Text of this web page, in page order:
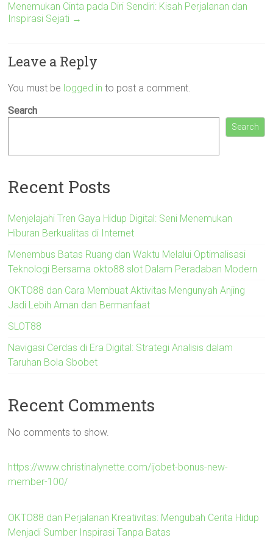
Menemukan Cinta pada Diri Sendiri: Kisah Perjalanan dan
Inspirasi Sejati →
Leave a Reply
You must be logged in to post a comment.
Search
Search
Recent Posts
Menjelajahi Tren Gaya Hidup Digital: Seni Menemukan
Hiburan Berkualitas di Internet
Menembus Batas Ruang dan Waktu Melalui Optimalisasi
Teknologi Bersama okto88 slot Dalam Peradaban Modern
OKTO88 dan Cara Membuat Aktivitas Mengunyah Anjing
Jadi Lebih Aman dan Bermanfaat
SLOT88
Navigasi Cerdas di Era Digital: Strategi Analisis dalam
Taruhan Bola Sbobet
Recent Comments
No comments to show.
https://www.christinalynette.com/ijobet-bonus-new-
member-100/
OKTO88 dan Perjalanan Kreativitas: Mengubah Cerita Hidup
Menjadi Sumber Inspirasi Tanpa Batas